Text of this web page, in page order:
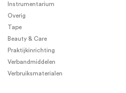
Instrumentarium
Overig
Tape
Beauty & Care
Praktijkinrichting
Verbandmiddelen
Verbruiksmaterialen